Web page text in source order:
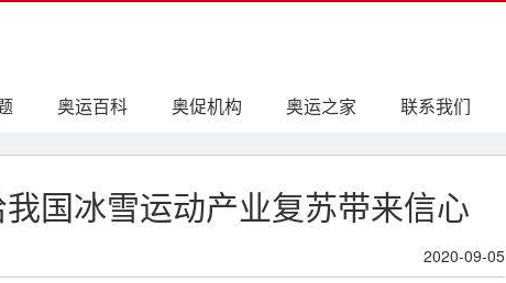
奥运百科 奥促机构 奥运之家 联系我们
国冰雪运动产业复苏带来信心
2020-09-05